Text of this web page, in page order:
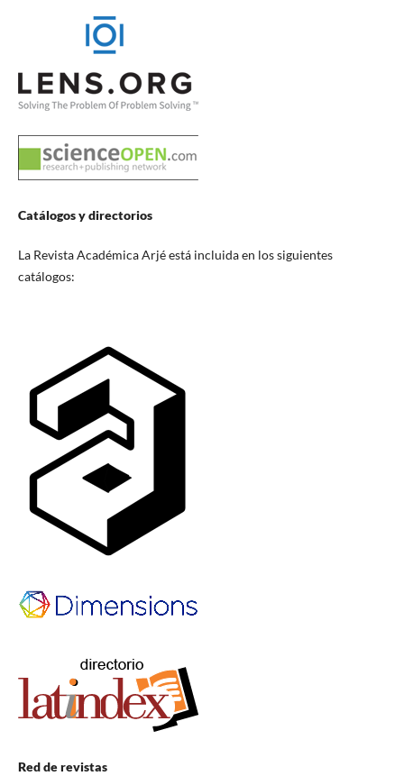
Catálogos y directorios
La Revista Académica Arjé está incluida en los siguientes
catálogos:
Red de revistas